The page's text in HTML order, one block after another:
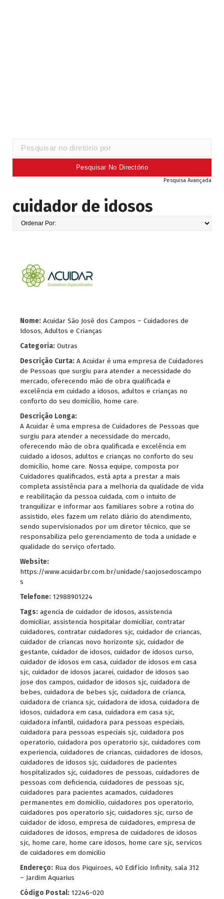
Pesquisa Avançada
cuidador de idosos
Nome: Acuidar São José dos Campos – Cuidadores de
Idosos, Adultos e Crianças
Categoria: Outras
Descrição Curta: A Acuidar é uma empresa de Cuidadores
de Pessoas que surgiu para atender a necessidade do
mercado, oferecendo mão de obra qualificada e
excelência em cuidado a idosos, adultos e crianças no
conforto do seu domicílio, home care.
Descrição Longa:
A Acuidar é uma empresa de Cuidadores de Pessoas que
surgiu para atender a necessidade do mercado,
oferecendo mão de obra qualificada e excelência em
cuidado a idosos, adultos e crianças no conforto do seu
domicílio, home care. Nossa equipe, composta por
Cuidadores qualificados, está apta a prestar a mais
completa assistência para a melhoria da qualidade de vida
e reabilitação da pessoa cuidada, com o intuito de
tranquilizar e informar aos familiares sobre a rotina do
assistido, eles fazem um relato diário do atendimento,
sendo supervisionados por um diretor técnico, que se
responsabiliza pelo gerenciamento de toda a unidade e
qualidade do serviço ofertado.
Website:
https://www.acuidarbr.com.br/unidade/saojosedoscampo
s
Telefone: 12988901224
Tags: agencia de cuidador de idosos, assistencia
domiciliar, assistencia hospitalar domiciliar, contratar
cuidadores, contratar cuidadores sjc, cuidador de criancas,
cuidador de criancas novo horizonte sjc, cuidador de
gestante, cuidador de idosos, cuidador de idosos curso,
cuidador de idosos em casa, cuidador de idosos em casa
sjc, cuidador de idosos jacarei, cuidador de idosos sao
jose dos campos, cuidador de idosos sjc, cuidadora de
bebes, cuidadora de bebes sjc, cuidadora de crianca,
cuidadora de crianca sjc, cuidadora de idosa, cuidadora de
idosos, cuidadora em casa, cuidadora em casa sjc,
cuidadora infantil, cuidadora para pessoas especiais,
cuidadora para pessoas especiais sjc, cuidadora pos
operatorio, cuidadora pos operatorio sjc, cuidadores com
experiencia, cuidadores de criancas, cuidadores de idosos,
cuidadores de idosos sjc, cuidadores de pacientes
hospitalizados sjc, cuidadores de pessoas, cuidadores de
pessoas com deficiencia, cuidadores de pessoas sjc,
cuidadores para pacientes acamados, cuidadores
permanentes em domicilio, cuidadores pos operatorio,
cuidadores pos operatorio sjc, cuidadores sjc, curso de
cuidador de idoso, empresa de cuidadores, empresa de
cuidadores de idosos, empresa de cuidadores de idosos
sjc, home care, home care idosos, home care sjc, servicos
de cuidadores em domicilio
Endereço: Rua dos Piquiroes, 40 Edifício Infinity, sala 312
– Jardim Aquarius
Código Postal: 12246-020